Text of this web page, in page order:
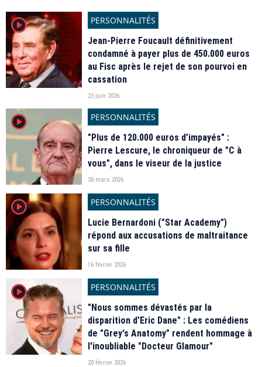
player2
PERSONNALITÉS
Jean-Pierre Foucault définitivement
condamné à payer plus de 450.000 euros
au Fisc après le rejet de son pourvoi en
cassation
23 juin 2026
player2
PERSONNALITÉS
"Plus de 120.000 euros d’impayés" :
Pierre Lescure, le chroniqueur de "C à
vous", dans le viseur de la justice
30 mars 2026
player2
PERSONNALITÉS
Lucie Bernardoni ("Star Academy")
répond aux accusations de maltraitance
sur sa fille
16 février 2026
player2
PERSONNALITÉS
"Nous sommes dévastés par la
disparition d'Eric Dane" : Les comédiens
de "Grey's Anatomy" rendent hommage à
l'inoubliable "Docteur Glamour"
20 février 2026